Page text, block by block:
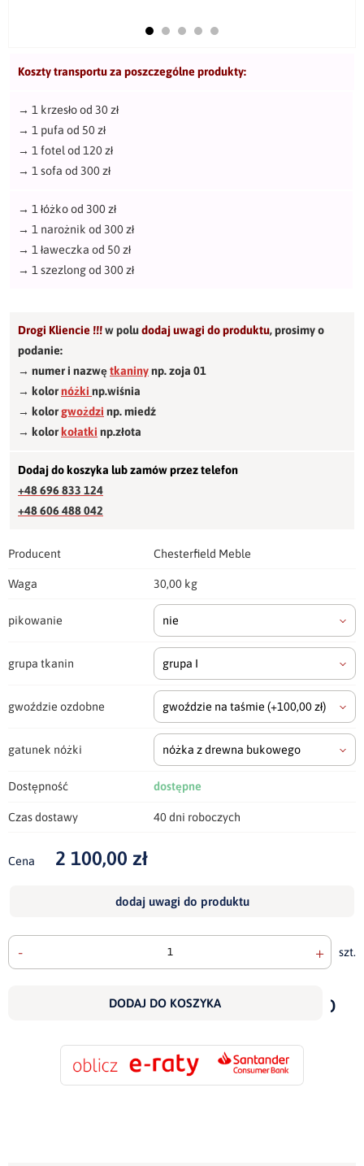
Koszty transportu za poszczególne produkty:
→ 1 krzesło od 30 zł
→ 1 pufa od 50 zł
→ 1 fotel od 120 zł
→ 1 sofa od 300 zł
→ 1 łóżko od 300 zł
→ 1 narożnik od 300 zł
→ 1 ławeczka od 50 zł
→ 1 szezlong od 300 zł
Drogi Kliencie !!!w poludodaj uwagi do produktu,prosimy o
podanie:
→ numer i nazwętkaninynp. zoja 01
→ kolornóżki np.wiśnia
→ kolorgwożdzi np. miedź
→ kolorkołatki np.złota
Dodaj do koszyka lub zamów przez telefon
+48 696 833 124
+48 606 488 042
Producent Chesterfield Meble
Waga 30,00 kg
pikowanie nie
grupa tkanin grupa I
gwoździe ozdobne gwoździe na taśmie (+100,00 zł)
gatunek nóżki nóżka z drewna bukowego
Dostępność dostępne
Czas dostawy 40 dni roboczych
Cena 2 100,00 zł
dodaj uwagi do produktu
- + szt.
DODAJ DO KOSZYKA
do